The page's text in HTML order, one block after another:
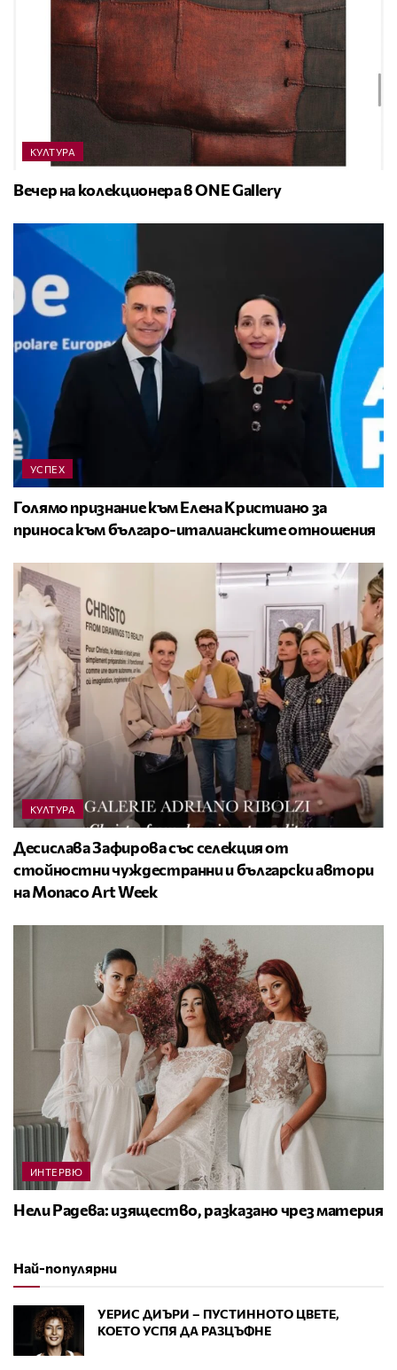
КУЛТУРА
Вечер на колекционера в ONE Gallery
УСПЕХ
Голямо признание към Елена Кристиано за
приноса към българо-италианските отношения
КУЛТУРА
Десислава Зафирова със селекция от
стойностни чуждестранни и български автори
на Monaco Art Week
ИНТЕРВЮ
Нели Радева: изящество, разказано чрез материя
Най-популярни
УЕРИС ДИЪРИ – ПУСТИННОТО ЦВЕТЕ,
КОЕТО УСПЯ ДА РАЗЦЪФНЕ